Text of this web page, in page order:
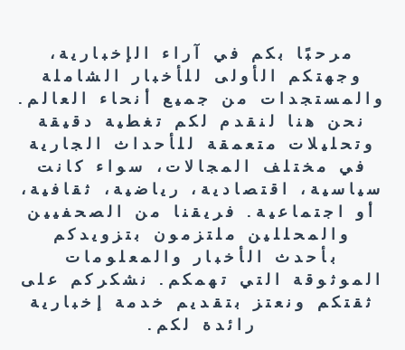
مرحبًا بكم في آراء الإخبارية،
وجهتكم الأولى للأخبار الشاملة
والمستجدات من جميع أنحاء العالم.
نحن هنا لنقدم لكم تغطية دقيقة
وتحليلات متعمقة للأحداث الجارية
في مختلف المجالات، سواء كانت
سياسية، اقتصادية، رياضية، ثقافية،
أو اجتماعية. فريقنا من الصحفيين
والمحللين ملتزمون بتزويدكم
بأحدث الأخبار والمعلومات
الموثوقة التي تهمكم. نشكركم على
ثقتكم ونعتز بتقديم خدمة إخبارية
رائدة لكم.